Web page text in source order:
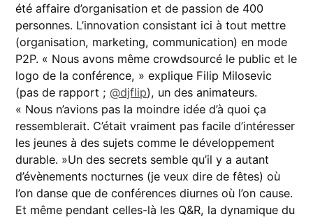
été affaire d’organisation et de passion de 400
personnes. L’innovation consistant ici à tout mettre
(organisation, marketing, communication) en mode
P2P. « Nous avons même crowdsourcé le public et le
logo de la conférence, » explique Filip Milosevic
(pas de rapport ;@djflip), un des animateurs.
« Nous n’avions pas la moindre idée d’à quoi ça
ressemblerait. C’était vraiment pas facile d’intéresser
les jeunes à des sujets comme le développement
durable. »Un des secrets semble qu’il y a autant
d’évènements nocturnes (je veux dire de fêtes) où
l’on danse que de conférences diurnes où l’on cause.
Et même pendant celles-là les Q&R, la dynamique du